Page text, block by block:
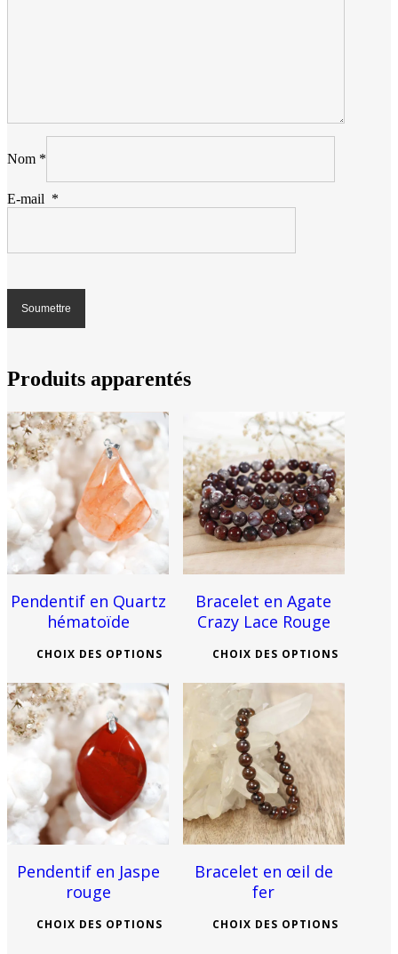
Nom *
E-mail *
Produits apparentés
24€
Pendentif en Quartz
hématoïde
CHOIX DES OPTIONS
product
has
multiple
variants.
The
options
be
chosen
on
product
20€
Bracelet en Agate
Crazy Lace Rouge
CHOIX DES OPTIONS
product
has
multiple
variants.
The
options
may
be
chosen
on
product
18€ 22€
Pendentif en Jaspe
rouge
CHOIX DES OPTIONS
24€
Bracelet en œil de
fer
CHOIX DES OPTIONS